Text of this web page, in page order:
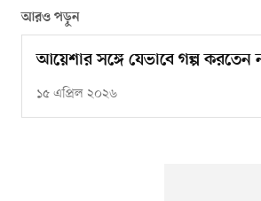
আরও পড়ুন
আয়েশার সঙ্গে যেভাবে গল্প করতেন
১৫ এপ্রিল ২০২৬